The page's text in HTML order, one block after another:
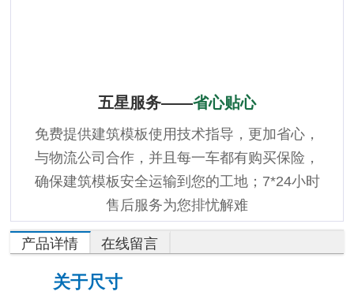
五星服务——省心贴心
免费提供建筑模板使用技术指导，更加省心，
与物流公司合作，并且每一车都有购买保险，
确保建筑模板安全运输到您的工地；7*24小时
售后服务为您排忧解难
产品详情 在线留言
关于尺寸